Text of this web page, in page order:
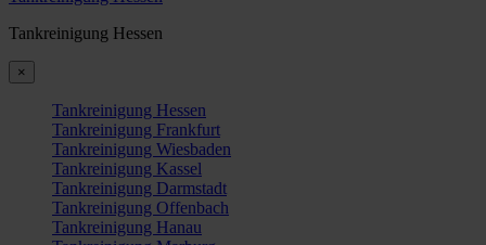
Tankreinigung Hessen
×
Tankreinigung Hessen
Tankreinigung Frankfurt
Tankreinigung Wiesbaden
Tankreinigung Kassel
Tankreinigung Darmstadt
Tankreinigung Offenbach
Tankreinigung Hanau